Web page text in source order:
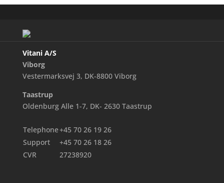
Vitani A/S
Viborg
Vestermarksvej 3, DK-8800 Viborg
Taastrup
Oldenburg Alle 1-7, DK- 2630 Taastrup
Telephone+45 70 26 19 26
Support
+45 70 26 18 26
CVR
27238920